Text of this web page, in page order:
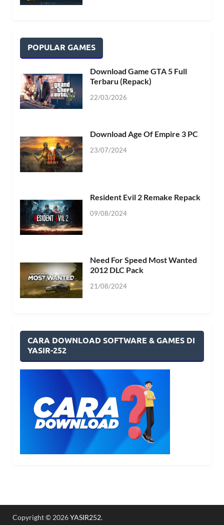
POPULAR GAMES
Download Game GTA 5 Full
Terbaru (Repack)
22/03/2026
Download Age Of Empire 3 PC
23/07/2024
Resident Evil 2 Remake Repack
09/08/2024
Need For Speed Most Wanted
2012 DLC Pack
21/08/2024
CARA DOWNLOAD SOFTWARE & GAMES DI
YASIR-252
Copyright © 2026YASIR252.